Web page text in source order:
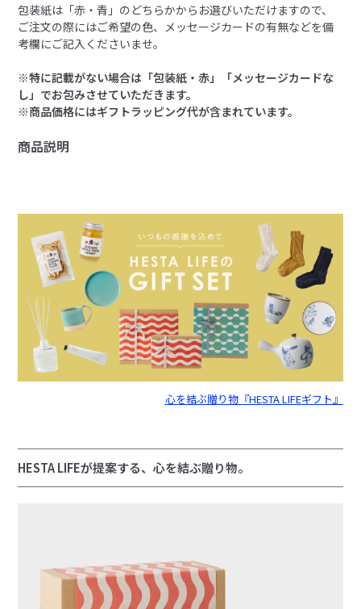
包装紙は「赤・青」のどちらかからお選びいただけますので、
ご注文の際にはご希望の色、メッセージカードの有無などを備
考欄にご記入くださいませ。
※特に記載がない場合は「包装紙・赤」「メッセージカードな
し」でお包みさせていただきます。
※商品価格にはギフトラッピング代が含まれています。
商品説明
心を結ぶ贈り物『HESTA LIFEギフト』
HESTA LIFEが提案する、心を結ぶ贈り物。